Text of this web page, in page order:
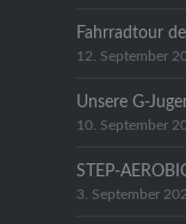
Fahrradtour
12. September
Unsere G-
10. September
STEP-
3. September